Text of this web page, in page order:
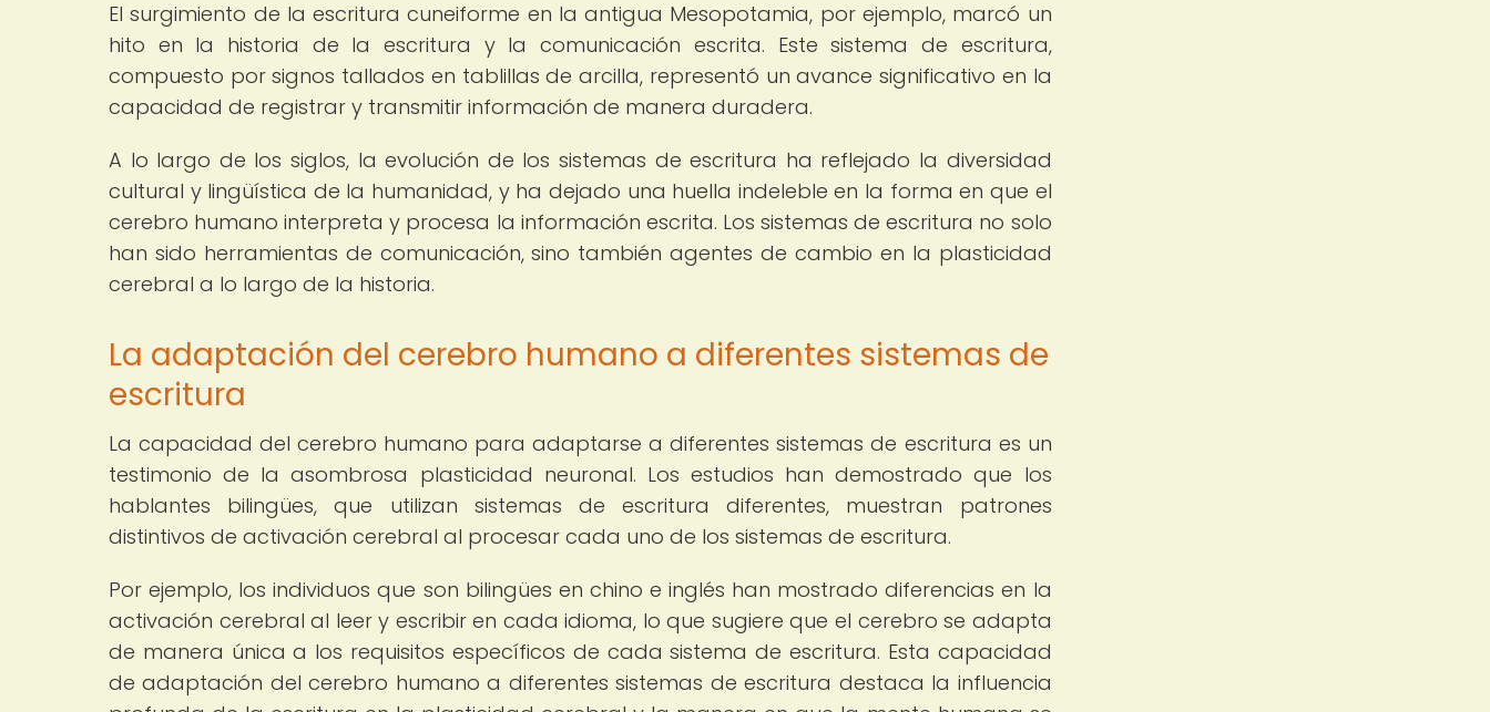
El surgimiento de la escritura cuneiforme en la antigua Mesopotamia, por ejemplo, marcó un
hito en la historia de la escritura y la comunicación escrita. Este sistema de escritura,
compuesto por signos tallados en tablillas de arcilla, representó un avance significativo en la
capacidad de registrar y transmitir información de manera duradera.
A lo largo de los siglos, la evolución de los sistemas de escritura ha reflejado la diversidad
cultural y lingüística de la humanidad, y ha dejado una huella indeleble en la forma en que el
cerebro humano interpreta y procesa la información escrita. Los sistemas de escritura no solo
han sido herramientas de comunicación, sino también agentes de cambio en la plasticidad
cerebral a lo largo de la historia.
La adaptación del cerebro humano a diferentes sistemas de
escritura
La capacidad del cerebro humano para adaptarse a diferentes sistemas de escritura es un
testimonio de la asombrosa plasticidad neuronal. Los estudios han demostrado que los
hablantes bilingües, que utilizan sistemas de escritura diferentes, muestran patrones
distintivos de activación cerebral al procesar cada uno de los sistemas de escritura.
Por ejemplo, los individuos que son bilingües en chino e inglés han mostrado diferencias en la
activación cerebral al leer y escribir en cada idioma, lo que sugiere que el cerebro se adapta
de manera única a los requisitos específicos de cada sistema de escritura. Esta capacidad
de adaptación del cerebro humano a diferentes sistemas de escritura destaca la influencia